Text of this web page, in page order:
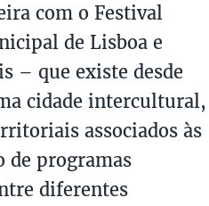
com o Festival
de Lisboa e
– que existe desde
cidade intercultural,
associados às
de programas
diferentes